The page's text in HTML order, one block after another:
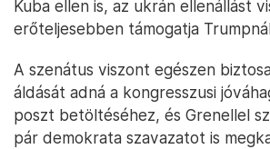
Marco Rubio
A Trump-kritikusból hozzá hű
floridai szenátor versenyben volt
pozícióért, amit végülJ.D. Vance
Rubiót most szintén a